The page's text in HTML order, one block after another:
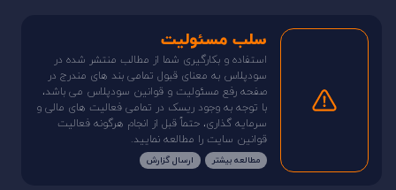
سلب مسئولیت
استفاده و بکارگیری شما از مطالب منتشر شده در
سودپلاس به معنای قبول تمامی بند های مندرج در
صفحه رفع مسئولیت و قوانین سودپلاس می باشد،
با توجه به وجود ریسک در تمامی فعالیت های مالی و
سرمایه گذاری، حتماً قبل از انجام هرگونه فعالیت
قوانین سایت را مطالعه نمایید.
مطالعه بیشتر ارسال گزارش